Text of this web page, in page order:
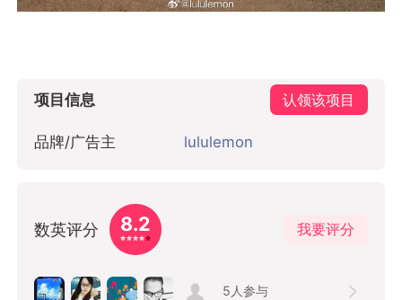
项目信息 认领该项目
品牌/广告主 lululemon
数英评分 8.2 我要评分
5 人参与